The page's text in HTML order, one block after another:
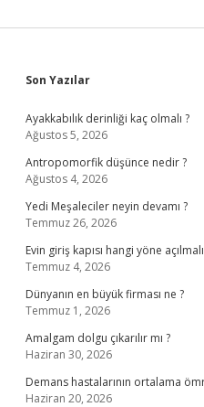
Sidebar
Son Yazılar
Ayakkabılık derinliği kaç olmalı ?
Ağustos 5, 2026
Antropomorfik düşünce nedir ?
Ağustos 4, 2026
Yedi Meşaleciler neyin devamı ?
Temmuz 26, 2026
Evin giriş kapısı hangi yöne
Temmuz 4, 2026
Dünyanın en büyük firması ne ?
Temmuz 1, 2026
Amalgam dolgu çıkarılır mı ?
Haziran 30, 2026
Demans hastalarının ortalama
Haziran 20, 2026